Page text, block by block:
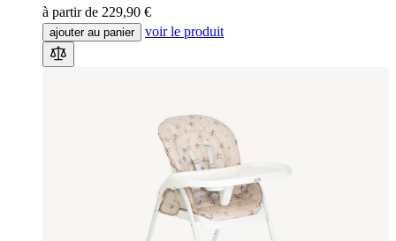
à partir de 229,90 €
ajouter au panier voir le produit